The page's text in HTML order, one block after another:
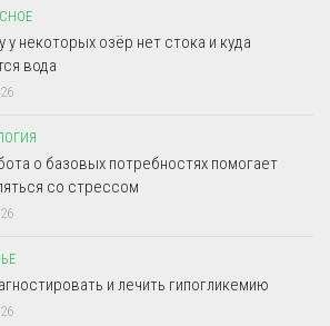
у некоторых озёр нет стока и куда
вода
о базовых потребностях помогает
со стрессом
и лечить гипогликемию